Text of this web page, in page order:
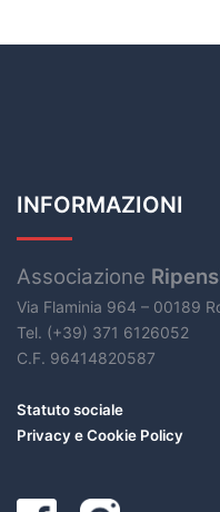
INFORMAZIONI
Associazione
Via Flaminia 964 – 00189
Tel. (+39) 371 6126052
C.F. 96414820587
Statuto sociale
Privacy e Cookie Policy